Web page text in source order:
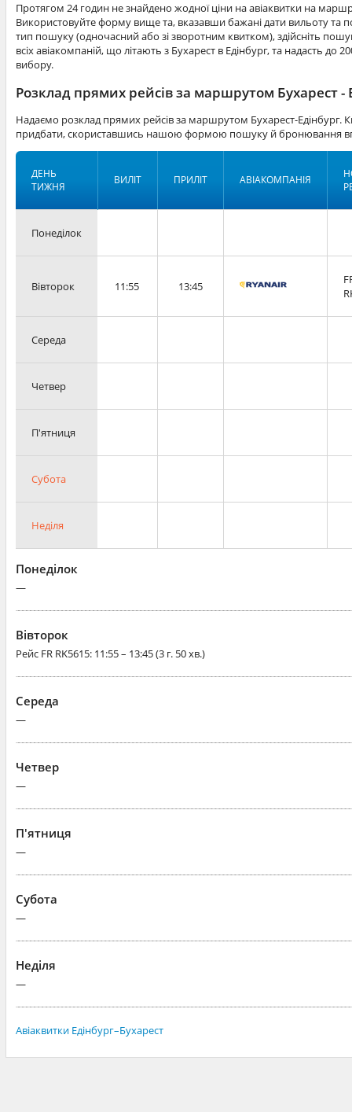
Протягом 24 годин не знайдено жодної ціни на авіаквитки на
Використовуйте форму вище та, вказавши бажані дати вильоту та
тип пошуку (одночасний або зі зворотним квитком), здійсніть
всіх авіакомпаній, що літають з Бухарест в Едінбург, та надасть до
вибору.
Розклад прямих рейсів за маршрутом Бухарест -
Надаємо розклад прямих рейсів за маршрутом Бухарест-Едінбург.
придбати, скориставшись нашою формою пошуку й бронювання
ДЕНЬ
ТИЖНЯ
ВИЛІТ ПРИЛІТ АВІАКОМПАНІЯ
Понеділок
Вівторок 11:55 13:45
Середа
Четвер
П'ятниця
Субота
Неділя
Понеділок
—
Вівторок
Рейс FR RK5615: 11:55 – 13:45 (3 г. 50 хв.)
Середа
—
Четвер
—
П'ятниця
—
Субота
—
Неділя
—
Авіаквитки Едінбург–Бухарест